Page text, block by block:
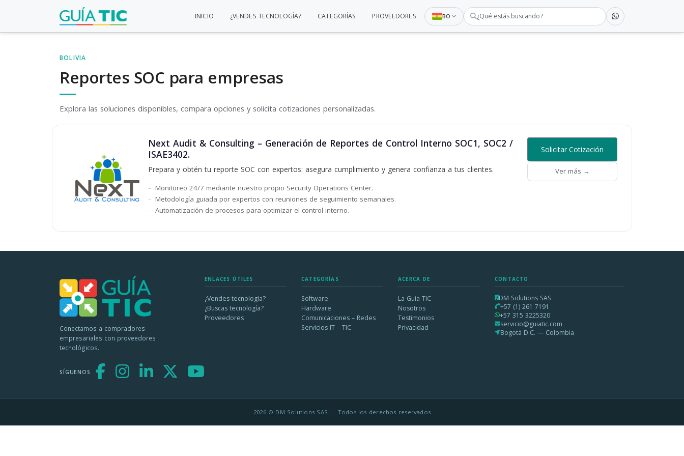
BO ¿Qué estás buscando?
INICIO ¿VENDES TECNOLOGÍA? CATEGORÍAS PROVEEDORES
BOLIVIA
Reportes SOC para empresas
Explora las soluciones disponibles, compara opciones y solicita cotizaciones personalizadas.
Next Audit & Consulting – Generación de Reportes de Control Interno SOC1, SOC2 /
ISAE3402.
Prepara y obtén tu reporte SOC con expertos: asegura cumplimiento y genera confianza a tus clientes.
Monitoreo 24/7 mediante nuestro propio Security Operations Center.
Metodología guiada por expertos con reuniones de seguimiento semanales.
Automatización de procesos para optimizar el control interno.
Solicitar Cotización
Ver más →
Conectamos a compradores
empresariales con proveedores
tecnológicos.
SÍGUENOS
ENLACES ÚTILES
¿Vendes tecnología?
¿Buscas tecnología?
Proveedores
CATEGORÍAS
Software
Hardware
Comunicaciones – Redes
Servicios IT – TIC
ACERCA DE
La Guía TIC
Nosotros
Testimonios
Privacidad
CONTACTO
DM Solutions SAS
+57 (1) 261 7191
+57 315 3225320
servicio@guiatic.com
Bogotá D.C. — Colombia
2026 © DM Solutions SAS — Todos los derechos reservados